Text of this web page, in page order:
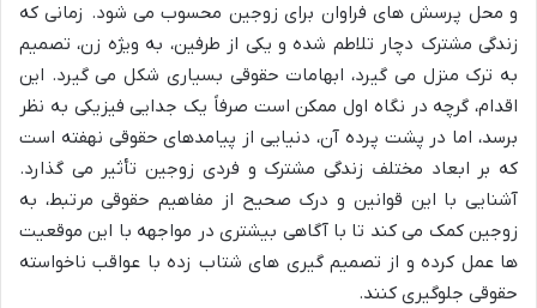
و محل پرسش های فراوان برای زوجین محسوب می شود. زمانی که
زندگی مشترک دچار تلاطم شده و یکی از طرفین، به ویژه زن، تصمیم
به ترک منزل می گیرد، ابهامات حقوقی بسیاری شکل می گیرد. این
اقدام، گرچه در نگاه اول ممکن است صرفاً یک جدایی فیزیکی به نظر
برسد، اما در پشت پرده آن، دنیایی از پیامدهای حقوقی نهفته است
که بر ابعاد مختلف زندگی مشترک و فردی زوجین تأثیر می گذارد.
آشنایی با این قوانین و درک صحیح از مفاهیم حقوقی مرتبط، به
زوجین کمک می کند تا با آگاهی بیشتری در مواجهه با این موقعیت
ها عمل کرده و از تصمیم گیری های شتاب زده با عواقب ناخواسته
حقوقی جلوگیری کنند.